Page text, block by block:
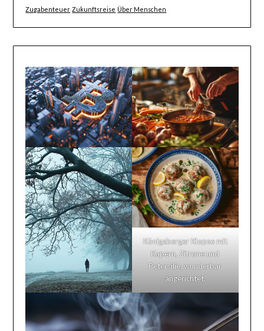
Zugabenteuer Zukunftsreise Über Menschen
Königsberger Klopse mit
Kapern, Zitrone und
Petersilie, wunderbar
angerichtet.